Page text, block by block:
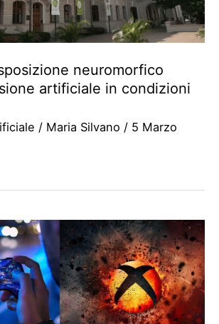
neuromorfico
artificiale in condizioni
/ Maria Silvano / 5 Marzo